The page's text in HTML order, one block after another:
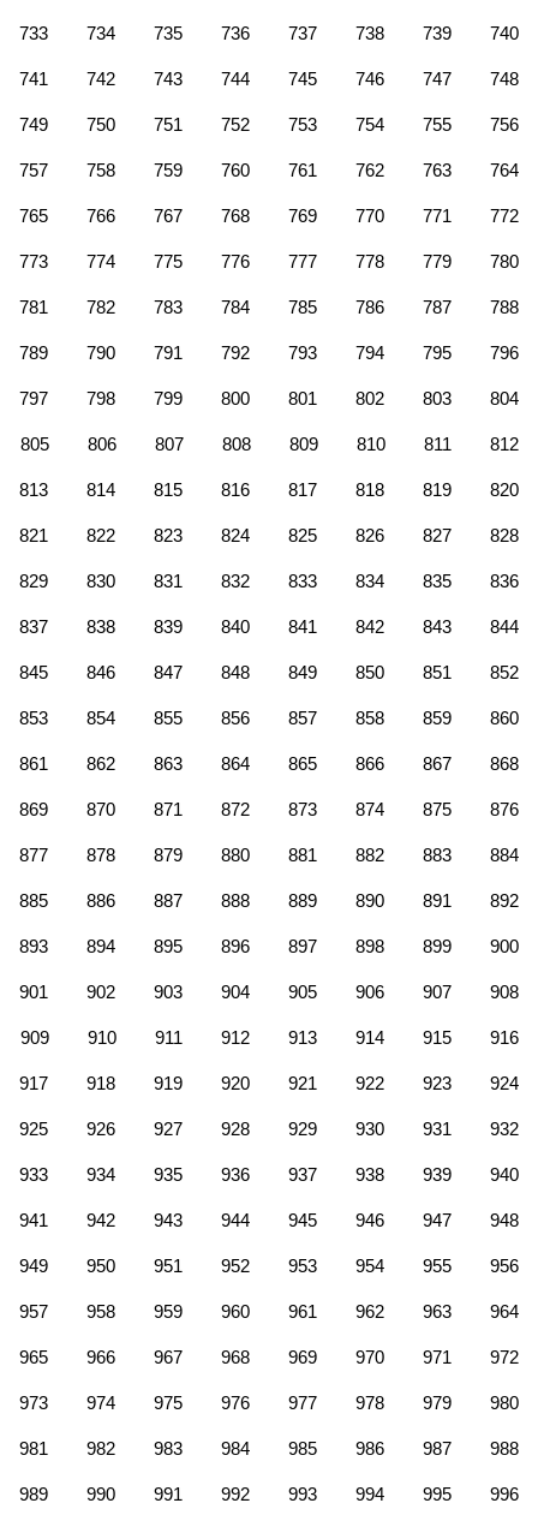
733 734 735 736 737 738 739 740
741 742 743 744 745 746 747 748
749 750 751 752 753 754 755 756
757 758 759 760 761 762 763 764
765 766 767 768 769 770 771 772
773 774 775 776 777 778 779 780
781 782 783 784 785 786 787 788
789 790 791 792 793 794 795 796
797 798 799 800 801 802 803 804
805 806 807 808 809 810 811 812
813 814 815 816 817 818 819 820
821 822 823 824 825 826 827 828
829 830 831 832 833 834 835 836
837 838 839 840 841 842 843 844
845 846 847 848 849 850 851 852
853 854 855 856 857 858 859 860
861 862 863 864 865 866 867 868
869 870 871 872 873 874 875 876
877 878 879 880 881 882 883 884
885 886 887 888 889 890 891 892
893 894 895 896 897 898 899 900
901 902 903 904 905 906 907 908
909 910 911 912 913 914 915 916
917 918 919 920 921 922 923 924
925 926 927 928 929 930 931 932
933 934 935 936 937 938 939 940
941 942 943 944 945 946 947 948
949 950 951 952 953 954 955 956
957 958 959 960 961 962 963 964
965 966 967 968 969 970 971 972
973 974 975 976 977 978 979 980
981 982 983 984 985 986 987 988
989 990 991 992 993 994 995 996